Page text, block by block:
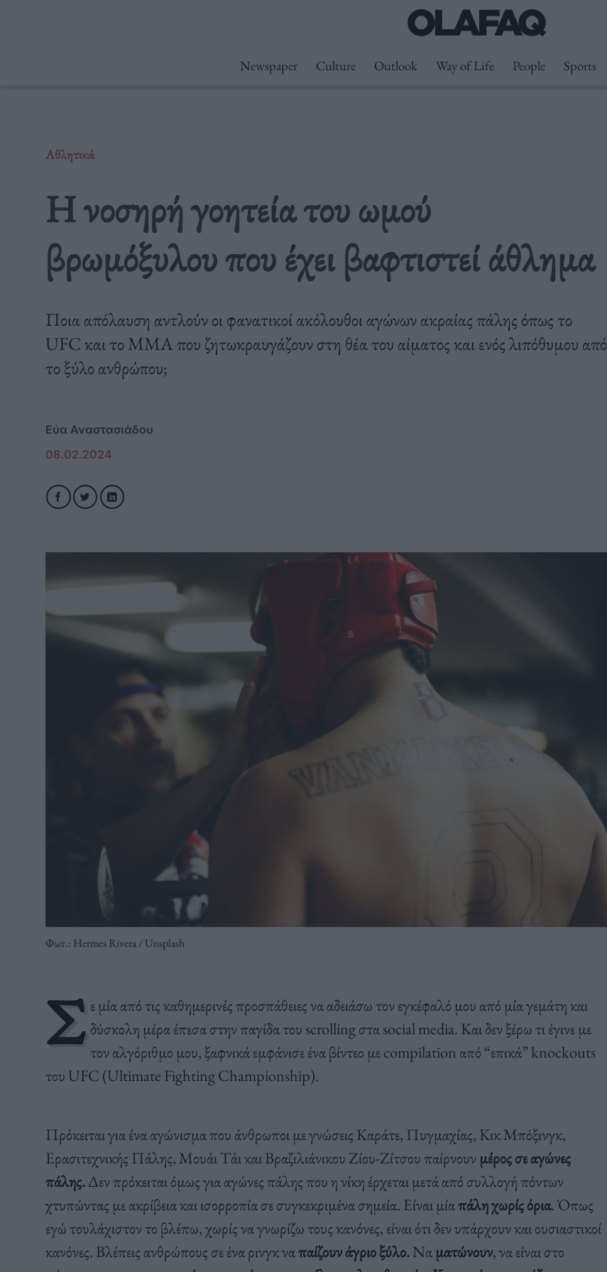
Newspaper Culture Outlook Way of Life People Sports
Αθλητικά
Η νοσηρή γοητεία του ωμού
βρωμόξυλου που έχει βαφτιστεί άθλημα
Ποια απόλαυση αντλούν οι φανατικοί ακόλουθοι αγώνων ακραίας πάλης όπως το
UFC και το MMA που ζητωκραυγάζουν στη θέα του αίματος και ενός λιπόθυμου από
το ξύλο ανθρώπου;
Εύα Αναστασιάδου
08.02.2024
Φωτ.: Hermes Rivera / Unsplash
Σ ε μία από τις καθημερινές προσπάθειες να αδειάσω τον εγκέφαλό μου από μία γεμάτη και
δύσκολη μέρα έπεσα στην παγίδα του scrolling στα social media. Και δεν ξέρω τι έγινε με
τον αλγόριθμο μου, ξαφνικά εμφάνισε ένα βίντεο με compilation από “επικά” knockouts
του UFC (Ultimate Fighting Championship).
Πρόκειται για ένα αγώνισμα που άνθρωποι με γνώσεις Καράτε, Πυγμαχίας, Κικ Μπόξινγκ,
Ερασιτεχνικής Πάλης, Μουάι Τάι και Βραζιλιάνικου Ζίου-Ζίτσου παίρνουν μέρος σε αγώνες
πάλης.Δεν πρόκειται όμως για αγώνες πάλης που η νίκη έρχεται μετά από συλλογή πόντων
χτυπώντας με ακρίβεια και ισορροπία σε συγκεκριμένα σημεία. Είναι μίαπάλη χωρίς όρια. Όπως
εγώ τουλάχιστον το βλέπω, χωρίς να γνωρίζω τους κανόνες, είναι ότι δεν υπάρχουν και ουσιαστικοί
κανόνες. Βλέπεις ανθρώπους σε ένα ρινγκ ναπαίζουν άγριο ξύλο.Να ματώνουν, να είναι στο